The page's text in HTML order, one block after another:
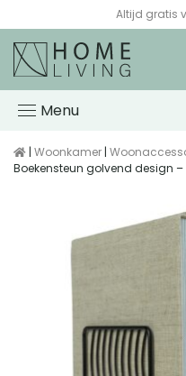
Altijd gratis
Menu
| Woonkamer |
Boekensteun golvend design